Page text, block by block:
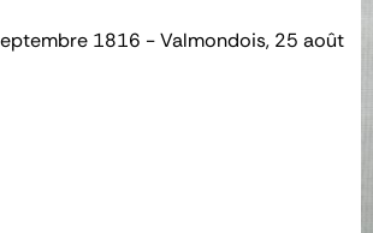
1816 - Valmondois, 25 août